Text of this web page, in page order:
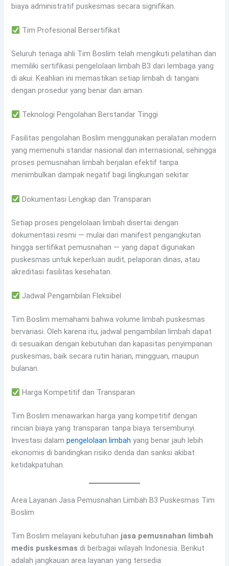
biaya administratif puskesmas secara signifikan.
Tim Profesional Bersertifikat
Seluruh tenaga ahli Tim Boslim telah mengikuti pelatihan dan
memiliki sertifikasi pengelolaan limbah B3 dari lembaga yang
di akui. Keahlian ini memastikan setiap limbah di tangani
dengan prosedur yang benar dan aman.
Teknologi Pengolahan Berstandar Tinggi
Fasilitas pengolahan Boslim menggunakan peralatan modern
yang memenuhi standar nasional dan internasional, sehingga
proses pemusnahan limbah berjalan efektif tanpa
menimbulkan dampak negatif bagi lingkungan sekitar.
Dokumentasi Lengkap dan Transparan
Setiap proses pengelolaan limbah disertai dengan
dokumentasi resmi — mulai dari manifest pengangkutan
hingga sertifikat pemusnahan — yang dapat digunakan
puskesmas untuk keperluan audit, pelaporan dinas, atau
akreditasi fasilitas kesehatan.
Jadwal Pengambilan Fleksibel
Tim Boslim memahami bahwa volume limbah puskesmas
bervariasi. Oleh karena itu, jadwal pengambilan limbah dapat
di sesuaikan dengan kebutuhan dan kapasitas penyimpanan
puskesmas, baik secara rutin harian, mingguan, maupun
bulanan.
Harga Kompetitif dan Transparan
Tim Boslim menawarkan harga yang kompetitif dengan
rincian biaya yang transparan tanpa biaya tersembunyi.
Investasi dalampengelolaan limbah yang benar jauh lebih
ekonomis di bandingkan risiko denda dan sanksi akibat
ketidakpatuhan.
Area Layanan Jasa Pemusnahan Limbah B3 Puskesmas Tim
Boslim
Tim Boslim melayani kebutuhan jasa pemusnahan limbah
medis puskesmas di berbagai wilayah Indonesia. Berikut
adalah jangkauan area layanan yang tersedia: